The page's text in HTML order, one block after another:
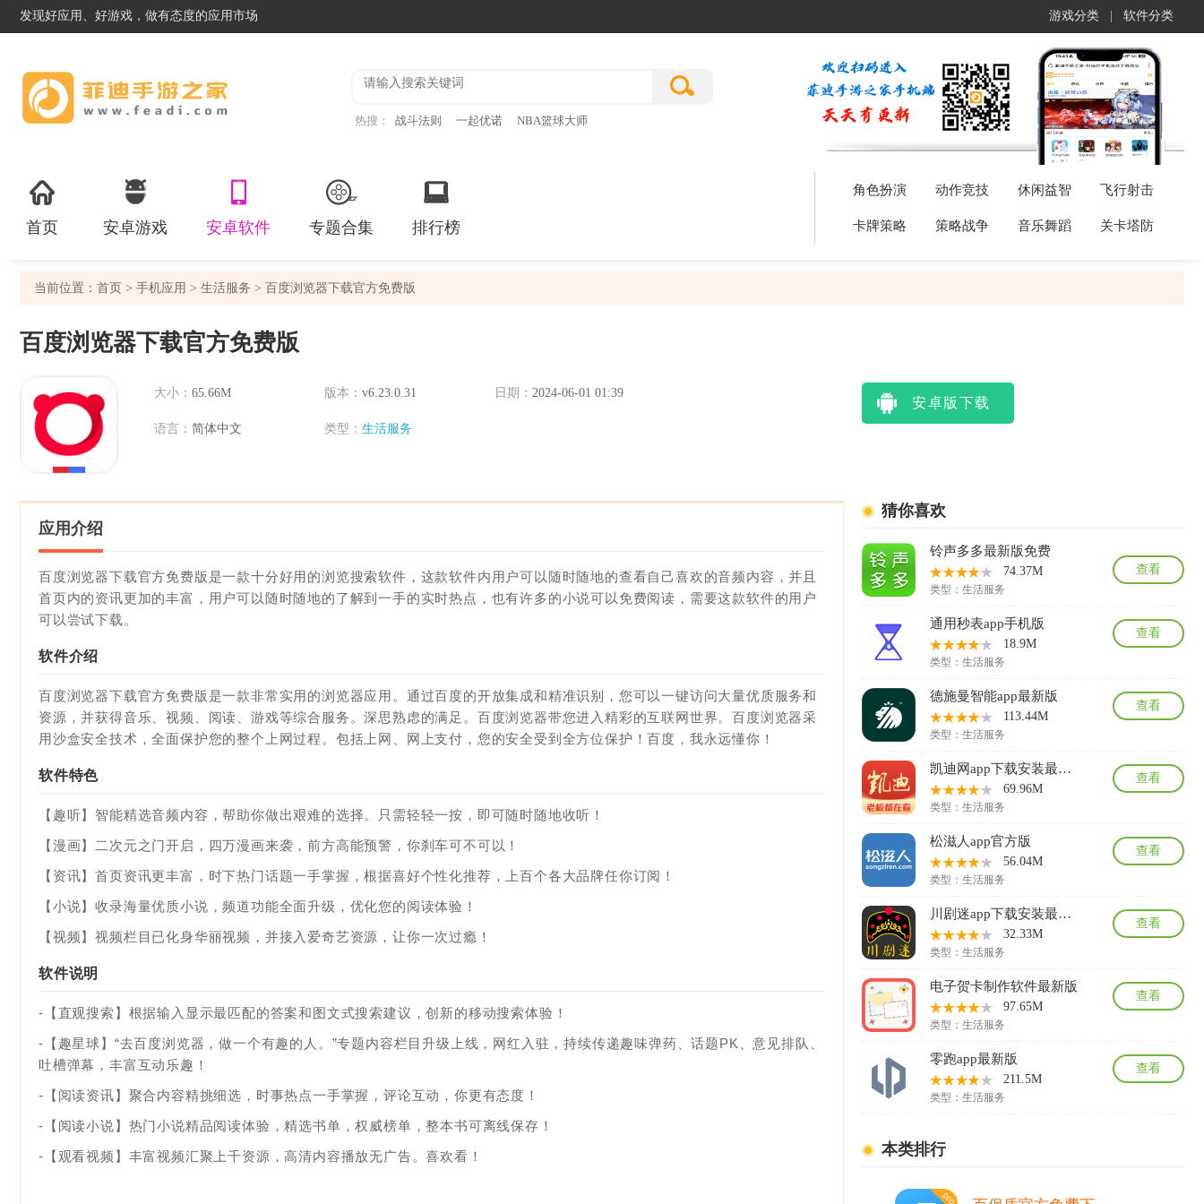
发现好应用、好游戏，做有态度的应用市场 游戏分类 软件分类
热搜： 战斗法则 一起优诺 NBA篮球大师
首页 安卓游戏 安卓软件 专题合集 排行榜
角色扮演 动作竞技 休闲益智 飞行射击
卡牌策略 策略战争 音乐舞蹈 关卡塔防
当前位置： 首页 > 手机应用 > 生活服务 > 百度浏览器下载官方免费版
百度浏览器下载官方免费版
大小： 65.66M 版本： v6.23.0.31 日期： 2024-06-01 01:39
语言： 简体中文 类型： 生活服务
安卓版下载
应用介绍
百度浏览器下载官方免费版是一款十分好用的浏览搜索软件，这款软件内用户可以随时随地的查看自己喜欢的音频内容，并且
首页内的资讯更加的丰富，用户可以随时随地的了解到一手的实时热点，也有许多的小说可以免费阅读，需要这款软件的用户
可以尝试下载。
软件介绍
百度浏览器下载官方免费版 是一款非常实用的浏览器应用。通过百度的开放集成和精准识别，您可以一键访问大量优质服务和
资源，并获得音乐、视频、阅读、游戏等综合服务。深思熟虑的满足。百度浏览器带您进入精彩的互联网世界。百度浏览器采
用沙盒安全技术，全面保护您的整个上网过程。包括上网、网上支付，您的安全受到全方位保护！百度，我永远懂你！
软件特色
【趣听】智能精选音频内容，帮助你做出艰难的选择。只需轻轻一按，即可随时随地收听！
【漫画】二次元之门开启，四万漫画来袭，前方高能预警，你刹车可不可以！
【资讯】首页资讯更丰富，时下热门话题一手掌握，根据喜好个性化推荐，上百个各大品牌任你订阅！
【小说】收录海量优质小说，频道功能全面升级，优化您的阅读体验！
【视频】视频栏目已化身华丽视频，并接入爱奇艺资源，让你一次过瘾！
软件说明
-【直观搜索】根据输入显示最匹配的答案和图文式搜索建议，创新的移动搜索体验！
-【趣星球】“去百度浏览器，做一个有趣的人。”专题内容栏目升级上线，网红入驻，持续传递趣味弹药、话题PK、意见排队、
吐槽弹幕，丰富互动乐趣！
-【阅读资讯】聚合内容精挑细选，时事热点一手掌握，评论互动，你更有态度！
-【阅读小说】热门小说精品阅读体验，精选书单，权威榜单，整本书可离线保存！
-【观看视频】丰富视频汇聚上千资源，高清内容播放无广告。喜欢看！
猜你喜欢
铃声多多最新版免费
74.37M
类型： 生活服务
查看
通用秒表app手机版
18.9M
类型： 生活服务
查看
德施曼智能app最新版
113.44M
类型： 生活服务
查看
凯迪网app下载安装最新版
69.96M
类型： 生活服务
查看
松滋人app官方版
56.04M
类型： 生活服务
查看
川剧迷app下载安装最新版
32.33M
类型： 生活服务
查看
电子贺卡制作软件最新版
97.65M
类型： 生活服务
查看
零跑app最新版
211.5M
类型： 生活服务
查看
本类排行